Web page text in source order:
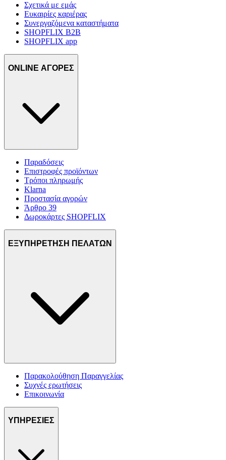
Σχετικά με εμάς
Ευκαιρίες καριέρας
Συνεργαζόμενα καταστήματα
SHOPFLIX B2B
SHOPFLIX app
ONLINE ΑΓΟΡΕΣ
Παραδόσεις
Επιστροφές προϊόντων
Τρόποι πληρωμής
Klarna
Προστασία αγορών
Άρθρο 39
Δωροκάρτες SHOPFLIX
ΕΞΥΠΗΡΕΤΗΣΗ ΠΕΛΑΤΩΝ
Παρακολούθηση Παραγγελίας
Συχνές ερωτήσεις
Επικοινωνία
ΥΠΗΡΕΣΙΕΣ